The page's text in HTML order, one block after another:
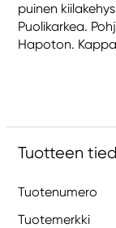
puinen
Puolikarkea.
Hapoton.
Tuotteen
Tuotenumero
Tuotemerkki